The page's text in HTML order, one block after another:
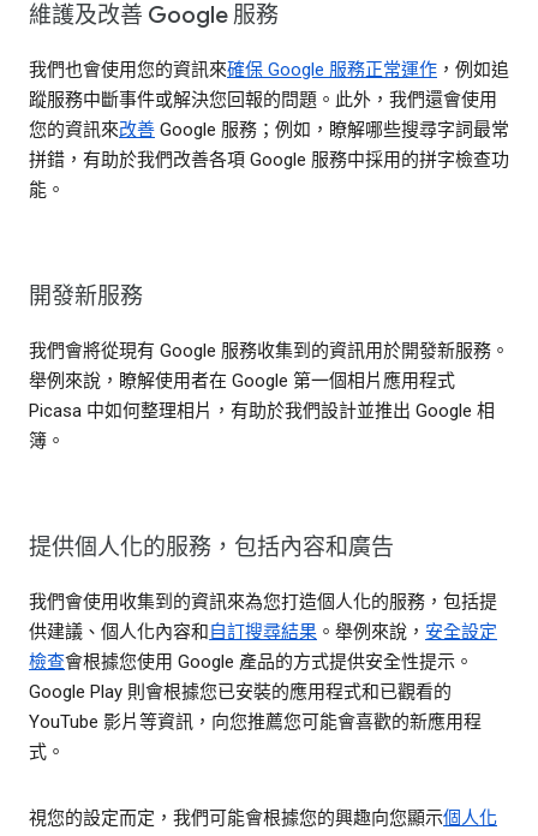
維護及改善 Google 服務
我們也會使用您的資訊來確保 Google 服務正常運作 ，例如追
蹤服務中斷事件或解決您回報的問題。此外，我們還會使用
您的資訊來改善 Google 服務；例如，瞭解哪些搜尋字詞最常
拼錯，有助於我們改善各項 Google 服務中採用的拼字檢查功
能。
開發新服務
我們會將從現有 Google 服務收集到的資訊用於開發新服務。
舉例來說，瞭解使用者在 Google 第一個相片應用程式
Picasa 中如何整理相片，有助於我們設計並推出 Google 相
簿。
提供個人化的服務，包括內容和廣告
我們會使用收集到的資訊來為您打造個人化的服務，包括提
供建議、個人化內容和自訂搜尋結果 。舉例來說， 安全設定
檢查會根據您使用 Google 產品的方式提供安全性提示。
Google Play 則會根據您已安裝的應用程式和已觀看的
YouTube 影片等資訊，向您推薦您可能會喜歡的新應用程
式。
視您的設定而定，我們可能會根據您的興趣向您顯示個人化